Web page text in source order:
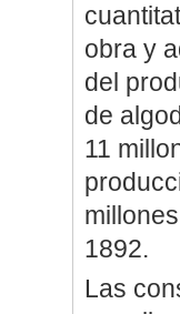
obra y
del
de
11
1892.
Las